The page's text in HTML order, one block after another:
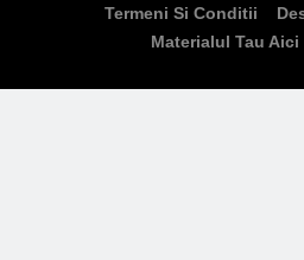
Termeni Si Conditii
Materialul Tau Aici